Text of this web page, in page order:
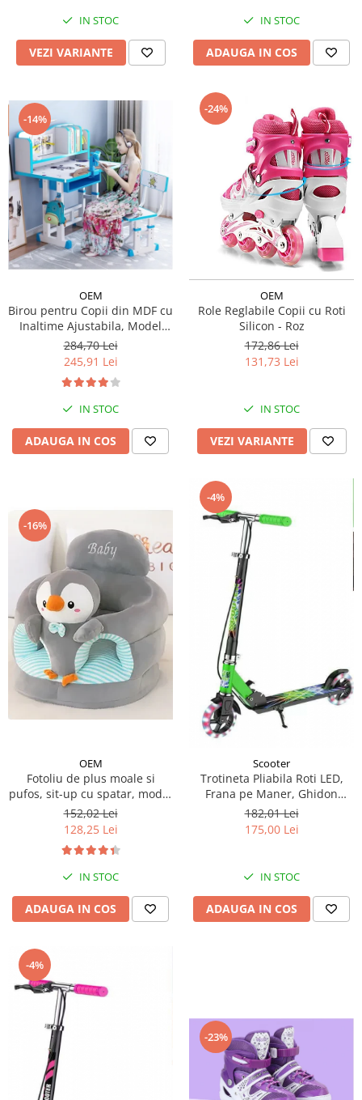
IN STOC
VEZI VARIANTE
IN STOC
ADAUGA IN COS
-14%
OEM
Birou pentru Copii din MDF cu
Inaltime Ajustabila, Model
Astronaut
284,70 Lei
245,91 Lei
IN STOC
ADAUGA IN COS
-24%
OEM
Role Reglabile Copii cu Roti
Silicon - Roz
172,86 Lei
131,73 Lei
IN STOC
VEZI VARIANTE
-16%
OEM
Fotoliu de plus moale si
pufos, sit-up cu spatar, model
animalute
152,02 Lei
128,25 Lei
IN STOC
ADAUGA IN COS
-4%
Scooter
Trotineta Pliabila Roti LED,
Frana pe Maner, Ghidon
Reglabil - Verde
182,01 Lei
175,00 Lei
IN STOC
ADAUGA IN COS
-4%
-23%